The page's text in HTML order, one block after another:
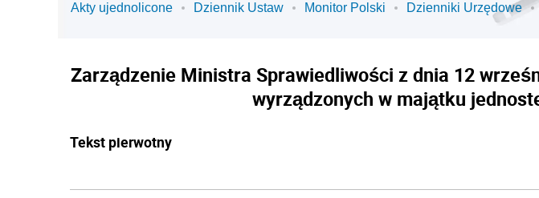
Akty ujednolicone Dziennik Ustaw Monitor Polski Dzienniki Urzędowe
Zarządzenie Ministra Sprawiedliwości z dnia 12
wyrządzonych w majątku
Tekst pierwotny